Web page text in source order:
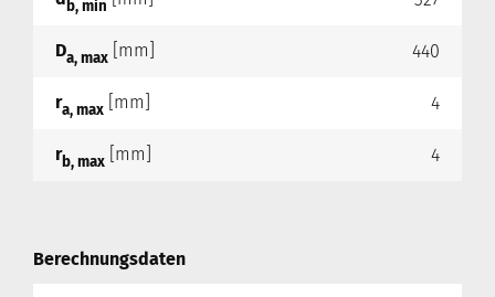
b, min
Da, max [mm] 440
ra, max [mm] 4
rb, max [mm] 4
Berechnungsdaten